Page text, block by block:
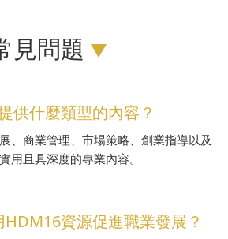
見問題
供什麼類型的內容？
、商業管理、市場策略、創業指導以及
用且具深度的專業內容。
資源促進職業發展？